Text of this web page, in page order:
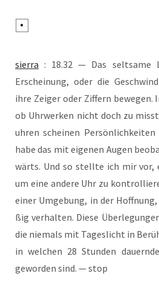
sier­ra : 18.32 — Das selt­sa­me
Erschei­nung, oder die
ihre Zei­ger oder Zif­fern bewe­gen.
ob Uhr­wer­ken nicht doch zu
uh­ren schei­nen
habe das mit eige­nen Augen
wärts. Und so stell­te ich mir vor,
um eine ande­re Uhr zu
einer Umge­bung, in der
ßig ver­hal­ten. Die­se
die nie­mals mit Tages­licht in
in wel­chen 28 Stun­den
gewor­den sind. — stop